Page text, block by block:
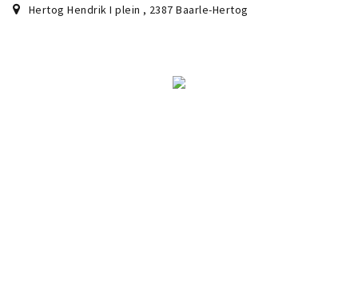
Hertog Hendrik I plein , 2387 Baarle-Hertog